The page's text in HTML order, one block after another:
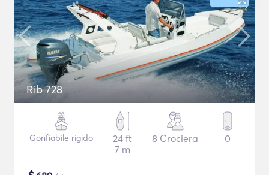
Rib 728
Gonfiabile rigido
24 ft
7 m
8 Crociera 0